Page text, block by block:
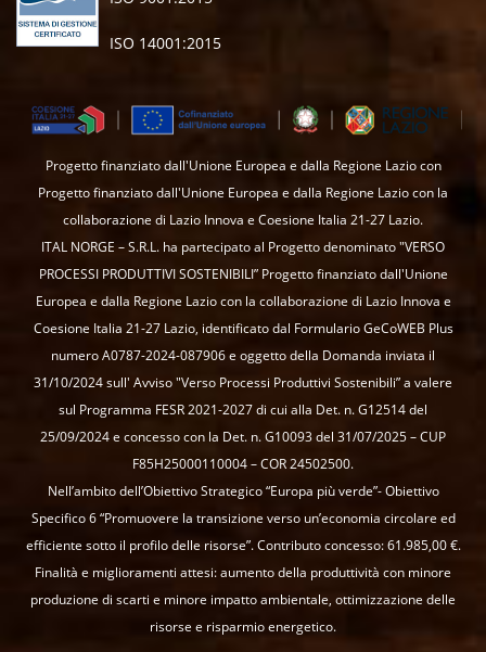
ISO 14001:2015
Progetto finanziato dall'Unione Europea e dalla Regione Lazio con
Progetto finanziato dall'Unione Europea e dalla Regione Lazio con la
collaborazione di Lazio Innova e Coesione Italia 21-27 Lazio.
ITAL NORGE – S.R.L. ha partecipato al Progetto denominato "VERSO
PROCESSI PRODUTTIVI SOSTENIBILI” Progetto finanziato dall'Unione
Europea e dalla Regione Lazio con la collaborazione di Lazio Innova e
Coesione Italia 21-27 Lazio, identificato dal Formulario GeCoWEB Plus
numero A0787-2024-087906 e oggetto della Domanda inviata il
31/10/2024 sull' Avviso "Verso Processi Produttivi Sostenibili” a valere
sul Programma FESR 2021-2027 di cui alla Det. n. G12514 del
25/09/2024 e concesso con la Det. n. G10093 del 31/07/2025 – CUP
F85H25000110004 – COR 24502500.
Nell’ambito dell’Obiettivo Strategico “Europa più verde”- Obiettivo
Specifico 6 “Promuovere la transizione verso un’economia circolare ed
efficiente sotto il profilo delle risorse”. Contributo concesso: 61.985,00 €.
Finalità e miglioramenti attesi: aumento della produttività con minore
produzione di scarti e minore impatto ambientale, ottimizzazione delle
risorse e risparmio energetico.